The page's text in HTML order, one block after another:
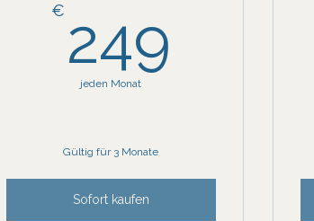
€ 249
jeden Monat
Gültig für 3 Monate
Sofort kaufen